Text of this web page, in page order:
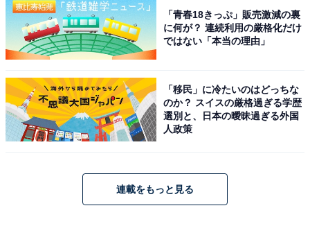
「青春18きっぷ」販売激減の裏
に何が？ 連続利用の厳格化だけ
ではない「本当の理由」
「移民」に冷たいのはどっちな
のか？ スイスの厳格過ぎる学歴
選別と、日本の曖昧過ぎる外国
人政策
連載をもっと見る